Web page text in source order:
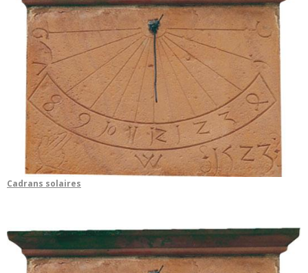
Cadrans solaires